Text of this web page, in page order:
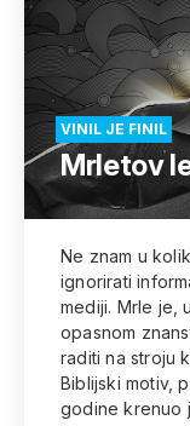
VINIL JE FINIL
Mrletov
Ne znam u
ignorirati
mediji. Mrle je,
opasnom
raditi na stroju
Biblijski motiv,
godine krenuo